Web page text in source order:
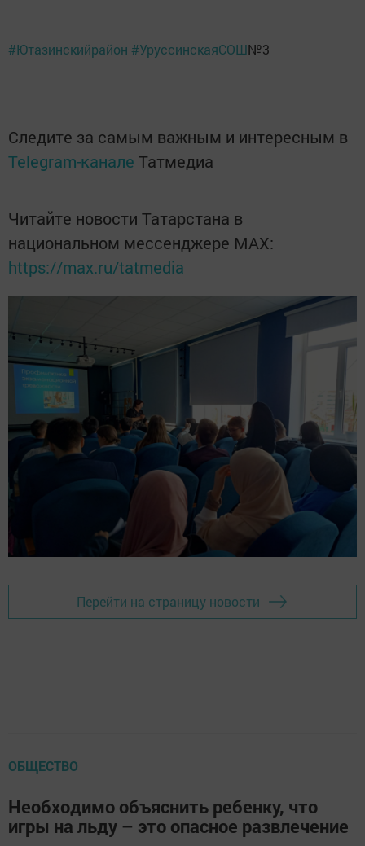
#Ютазинскийрайон #УруссинскаяСОШ№3
Следите за самым важным и интересным в
Telegram-канале Татмедиа
Читайте новости Татарстана в
национальном мессенджере MАХ:
https://max.ru/tatmedia
Перейти на страницу новости
ОБЩЕСТВО
Необходимо объяснить ребенку, что
игры на льду – это опасное развлечение